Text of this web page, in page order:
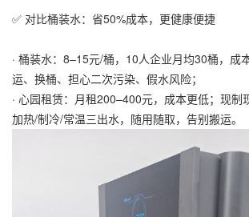
✅ 对比桶装水：省50%成本，更健康便捷
· 桶装水：8–15元/桶，10人企业月均30桶，成
运、换桶、担心二次污染、假水风险；
· 心园租赁：月租200–400元，成本更低；现制
加热/制冷/常温三出水，随用随取，告别搬运。